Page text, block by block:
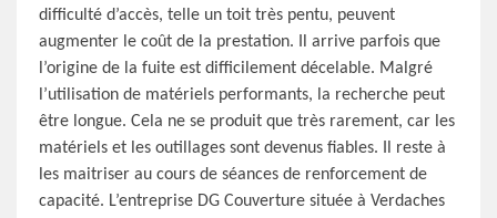
difficulté d’accès, telle un toit très pentu, peuvent
augmenter le coût de la prestation. Il arrive parfois que
l’origine de la fuite est difficilement décelable. Malgré
l’utilisation de matériels performants, la recherche peut
être longue. Cela ne se produit que très rarement, car les
matériels et les outillages sont devenus fiables. Il reste à
les maitriser au cours de séances de renforcement de
capacité. L’entreprise DG Couverture située à Verdaches